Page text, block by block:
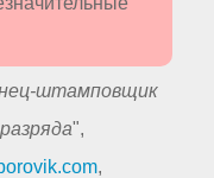
штамповщик
",
,